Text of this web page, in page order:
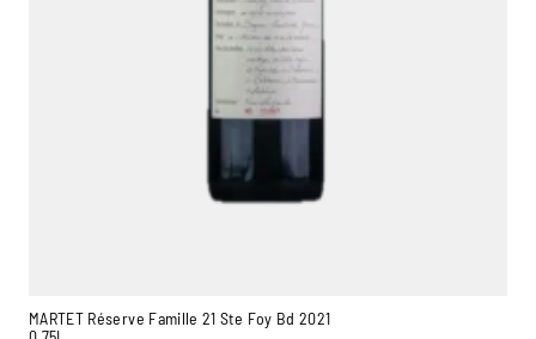
MARTET Réserve Famille 21 Ste Foy Bd 2021